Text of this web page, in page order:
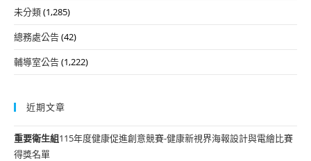
未分類(1,285)
總務處公告(42)
輔導室公告(1,222)
近期文章
重要衛生組115年度健康促進創意競賽-健康新視界海報設計與電繪比賽
得獎名單